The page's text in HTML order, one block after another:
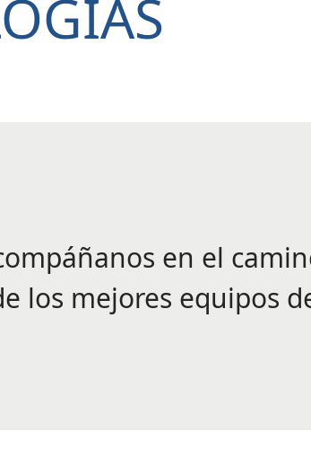
en el
los mejores equipos